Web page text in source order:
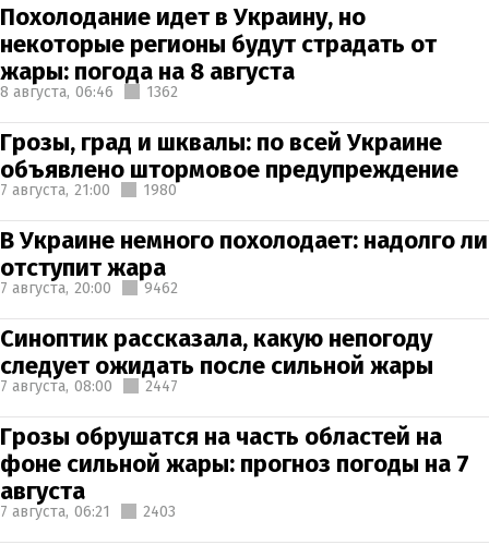
Похолодание идет в Украину, но
некоторые регионы будут страдать от
жары: погода на 8 августа
8 августа, 06:46 1362
Грозы, град и шквалы: по всей Украине
объявлено штормовое предупреждение
7 августа, 21:00 1980
В Украине немного похолодает: надолго ли
отступит жара
7 августа, 20:00 9462
Синоптик рассказала, какую непогоду
следует ожидать после сильной жары
7 августа, 08:00 2447
Грозы обрушатся на часть областей на
фоне сильной жары: прогноз погоды на 7
августа
7 августа, 06:21 2403